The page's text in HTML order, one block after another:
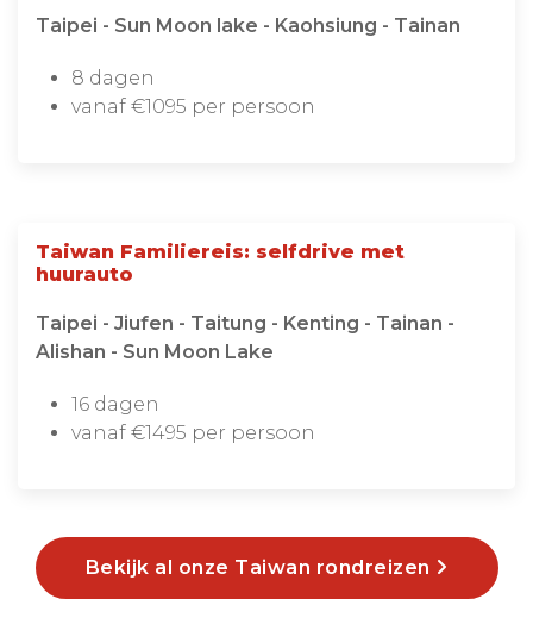
Taipei - Sun Moon lake - Kaohsiung - Tainan
8 dagen
vanaf €1095 per persoon
Taiwan Familiereis: selfdrive met
huurauto
Taipei - Jiufen - Taitung - Kenting - Tainan -
Alishan - Sun Moon Lake
16 dagen
vanaf €1495 per persoon
Bekijk al onze Taiwan rondreizen